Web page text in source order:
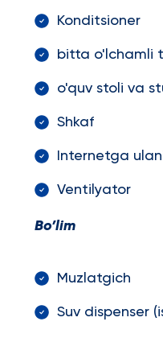
Konditsioner
bitta o'lchamli
o'quv stoli va
Shkaf
Internetga
Ventilyator
Bo’lim
Muzlatgich
Suv dispenser